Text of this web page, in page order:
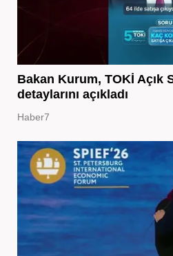
Bakan Kurum, TOKİ Açık
detaylarını açıkladı
Haber7